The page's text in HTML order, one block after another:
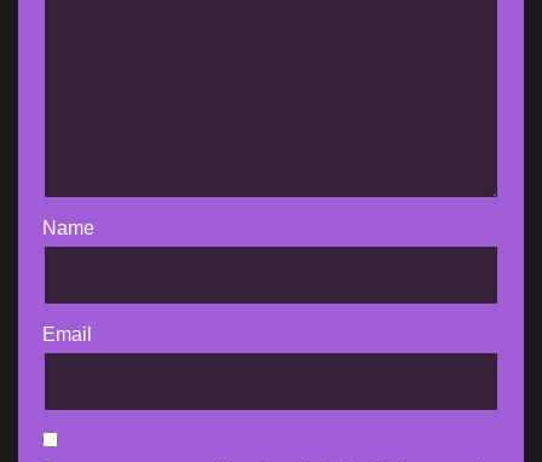
Name
Email